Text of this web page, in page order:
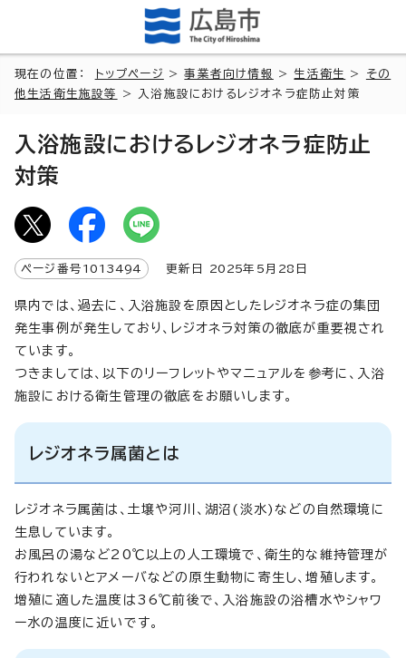
現在の位置： トップページ >事業者向け情報 >生活衛生 > その
他生活衛生施設等
> 入浴施設におけるレジオネラ症防止対策
入浴施設におけるレジオネラ症防止
対策
ページ番号 1013494 更新日 2025年5月 28 日
県内では、過去に、入浴施設を原因としたレジオネラ症の集団
発生事例が発生しており、レジオネラ対策の徹底が重要視され
ています。
つきましては、以下のリーフレットやマニュアルを参考に、入浴
施設における衛生管理の徹底をお願いします。
レジオネラ属菌とは
レジオネラ属菌は、土壌や河川、湖沼(淡水)などの自然環境に
生息しています。
お風呂の湯など20℃以上の人工環境で、衛生的な維持管理が
行われないとアメーバなどの原生動物に寄生し、増殖します。
増殖に適した温度は36℃前後で、入浴施設の浴槽水やシャワ
ー水の温度に近いです。